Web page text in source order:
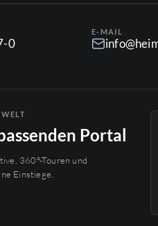
0
E-MAIL
Portal
360°-Touren und
Einstiege.